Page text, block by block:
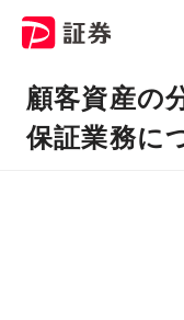
顧客資産の
保証業務に